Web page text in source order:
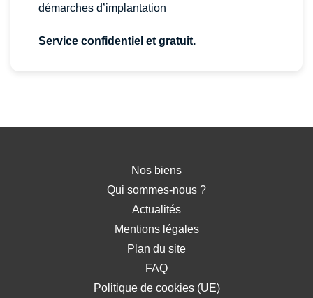
démarches d’implantation
Service confidentiel et gratuit.
Nos biens
Qui sommes-nous ?
Actualités
Mentions légales
Plan du site
FAQ
Politique de cookies (UE)